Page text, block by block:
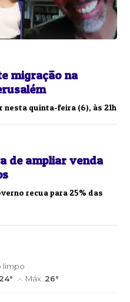
migração na
nesta quinta-feira (6), às 21h
de ampliar venda
recua para 25% das
limpo
24° Máx. 26°